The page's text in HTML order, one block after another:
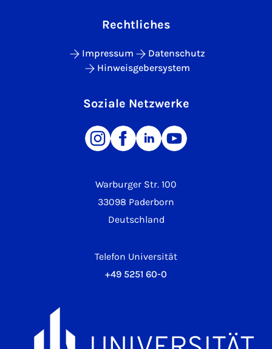
Warburger Str. 100
33098 Paderborn
Deutschland
Telefon Universität
+49 5251 60-0
Rechtliches
Impressum
Datenschutz
Hinweisgebersystem
Soziale Netzwerke